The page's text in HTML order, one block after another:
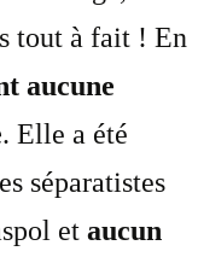
tout à fait ! En
aucune
. Elle a été
séparatistes
et aucun